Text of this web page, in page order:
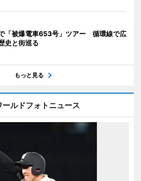
「被爆電車653号」ツアー 循環線で広
史と街巡る
もっと見る
ールドフォトニュース